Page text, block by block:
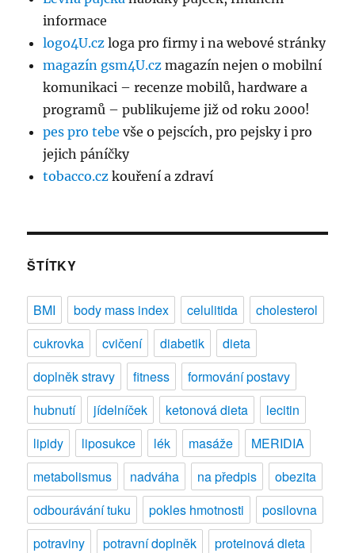
informace
logo4U.cz loga pro firmy i na webové stránky
magazín gsm4U.cz magazín nejen o mobilní
komunikaci – recenze mobilů, hardware a
programů – publikujeme již od roku 2000!
pes pro tebe vše o pejscích, pro pejsky i pro
jejich páníčky
tobacco.cz kouření a zdraví
ŠTÍTKY
BMI body mass index celulitida
cholesterol
cukrovka
cvičení diabetik
dieta
doplněk stravy
fitness
formování postavy
hubnutí
jídelníček ketonová dieta
lecitin
lipidy
liposukce lék masáže
MERIDIA
metabolismus
nadváha na předpis
obezita
odbourávání tuku
pokles hmotnosti
posilovna
potraviny
potravní doplněk
proteinová dieta